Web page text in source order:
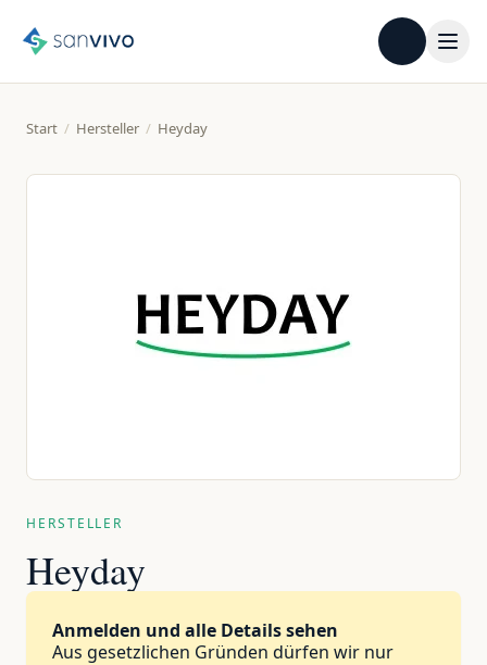
Start / Hersteller / Heyday
HERSTELLER
Heyday
Anmelden und alle Details sehen
Aus gesetzlichen Gründen dürfen wir nur